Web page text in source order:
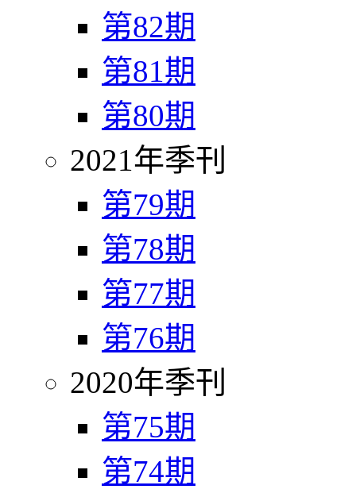
第82期
第81期
第80期
2021年季刊
第79期
第78期
第77期
第76期
2020年季刊
第75期
第74期